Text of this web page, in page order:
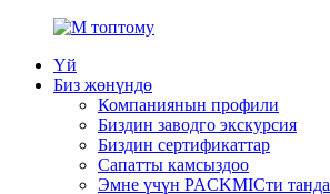
Үй
Биз жөнүндө
Компаниянын профили
Биздин заводго экскурсия
Биздин сертификаттар
Сапатты камсыздоо
Эмне үчүн PACKMICти